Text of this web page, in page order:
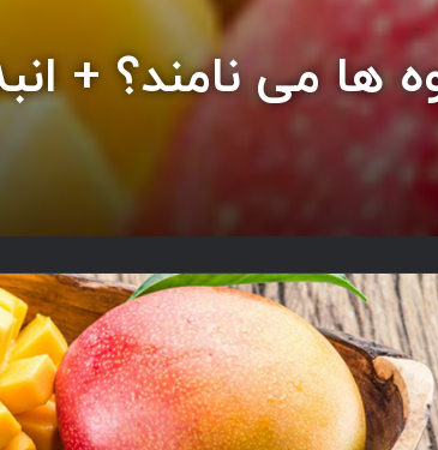
ها می نامند؟ +